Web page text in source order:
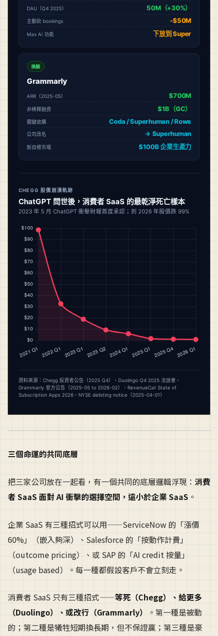
三個命運的共同底層
把三家公司放在一起看，有一個共同的底層邏輯浮現： 消費
者 SaaS 面對 AI 衝擊的選擇空間，遠小於企業 SaaS 。
企業 SaaS 有三種招式可以用——ServiceNow 的「漲價
60%」（嵌入夠深）、Salesforce 的「按動作計費」
（outcome pricing）、或 SAP 的「AI credit 按量」
（usage based）。每一種都假設客戶不會立刻走。
消費者 SaaS 只有三種招式——等死（Chegg）、給更多
（Duolingo）、或改行（Grammarly）
。第一種是被動
的；第二種是犧牲短期換長期，但不保證贏；第三種是豪